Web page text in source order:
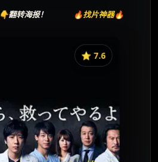
👇翻转海报！ 🔥找片神器🔥
⭐️ 7.6
《黑色止血钳》
夸克网盘